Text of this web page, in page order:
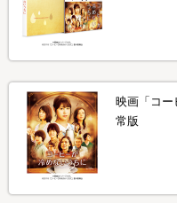
映画「コ
常版